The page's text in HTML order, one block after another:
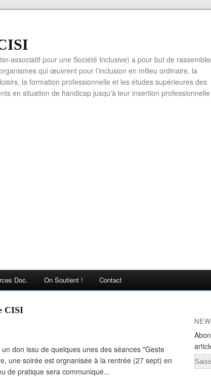
associatif pour une Société Inclusive) a pour but de
qui œuvrent pour l’inclusion en milieu ordinaire, la
la formation professionnelle et les études supérieures des
en situation de handicap jusqu'à leur insertion professionnelle
Doc. On Soutient ! Contact
CISI
don issu de quelques unes des séances "Geste
une soirée est orgnanisée à la rentrée (27 sept) en
de pratique sera communiqué...
Email